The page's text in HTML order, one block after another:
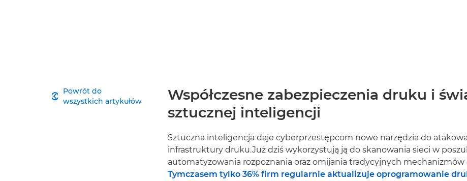
Powrót do
wszystkich artykułów

Współczesne zabezpieczenia druku i
sztucznej inteligencji
Sztuczna inteligencja daje cyberprzestępcom nowe narzędzia do
infrastruktury druku.Już dziś wykorzystują ją do skanowania sieci w
automatyzowania rozpoznania oraz omijania tradycyjnych mechanizmów
Tymczasem tylko 36% firm regularnie aktualizuje oprogramowanie